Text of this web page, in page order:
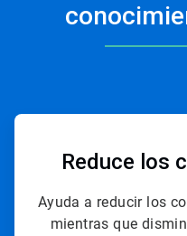
Reduce los
Ayuda a reducir los
mientras que